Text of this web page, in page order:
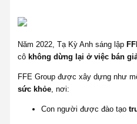
Năm 2022, Tạ Kỳ Anh sáng lập
cô không dừng lại ở việc bán
FFE Group được xây dựng như
sức khỏe , nơi:
Con người được đào tạo